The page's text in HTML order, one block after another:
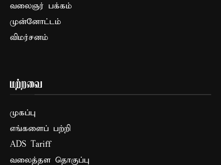
வலைஞர் பக்கம்
முன்னோட்டம்
விமர்சனம்
மற்றவை
முகப்பு
எங்களைப் பற்றி
ADS Tariff
வலைத்தள தொகுப்பு